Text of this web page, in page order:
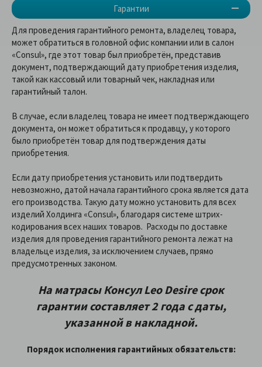
Гарантии
Для проведения гарантийного ремонта, владелец товара,
может обратиться в головной офис компании или в салон
«Consul», где этот товар был приобретён, представив
документ, подтверждающий дату приобретения изделия,
такой как кассовый или товарный чек, накладная или
гарантийный талон.
В случае, если владелец товара не имеет подтверждающего
документа, он может обратиться к продавцу, у которого
было приобретён товар для подтверждения даты
приобретения.
Если дату приобретения установить или подтвердить
невозможно, датой начала гарантийного срока является дата
его производства. Такую дату можно установить для всех
изделий Холдинга «Consul», благодаря системе штрих-
кодирования всех наших товаров. Расходы по доставке
изделия для проведения гарантийного ремонта лежат на
владельце изделия, за исключением случаев, прямо
предусмотренных законом.
На матрасы Консул Leo Desire срок
гарантии составляет 2 года с даты,
указанной в накладной.
Порядок исполнения гарантийных обязательств: